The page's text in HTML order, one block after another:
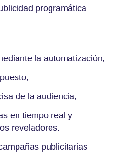
programática
la automatización;
de la audiencia;
en tiempo real y
reveladores.
publicitarias